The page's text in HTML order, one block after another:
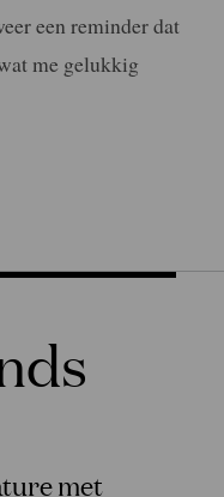
een reminder dat
me gelukkig
met